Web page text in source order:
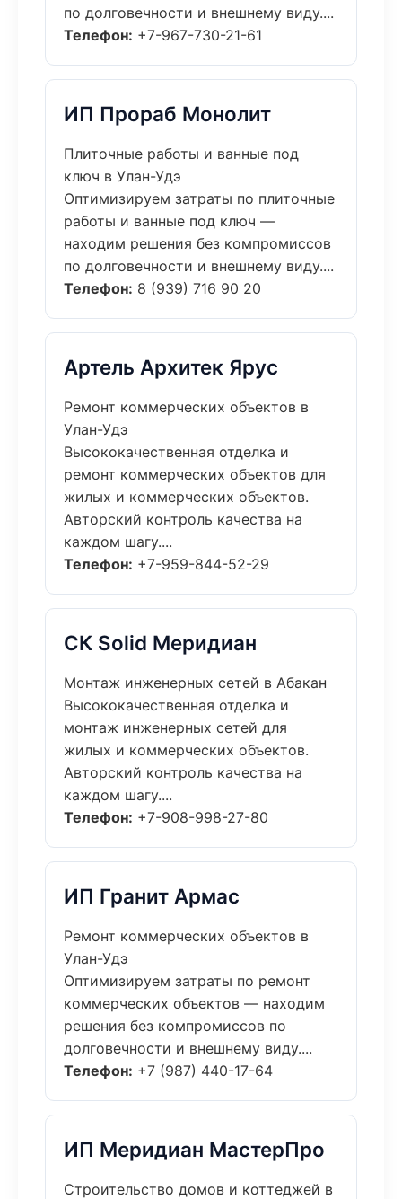
по долговечности и внешнему виду....
Телефон: +7-967-730-21-61
ИП Прораб Монолит
Плиточные работы и ванные под
ключ в Улан-Удэ
Оптимизируем затраты по плиточные
работы и ванные под ключ —
находим решения без компромиссов
по долговечности и внешнему виду....
Телефон: 8 (939) 716 90 20
Артель Архитек Ярус
Ремонт коммерческих объектов в
Улан-Удэ
Высококачественная отделка и
ремонт коммерческих объектов для
жилых и коммерческих объектов.
Авторский контроль качества на
каждом шагу....
Телефон: +7-959-844-52-29
СК Solid Меридиан
Монтаж инженерных сетей в Абакан
Высококачественная отделка и
монтаж инженерных сетей для
жилых и коммерческих объектов.
Авторский контроль качества на
каждом шагу....
Телефон: +7-908-998-27-80
ИП Гранит Армас
Ремонт коммерческих объектов в
Улан-Удэ
Оптимизируем затраты по ремонт
коммерческих объектов — находим
решения без компромиссов по
долговечности и внешнему виду....
Телефон: +7 (987) 440-17-64
ИП Меридиан МастерПро
Строительство домов и коттеджей в